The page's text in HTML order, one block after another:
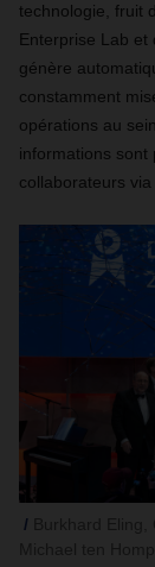
technologie, fruit
Enterprise Lab et
génère
constamment
opérations au
informations sont
collaborateurs